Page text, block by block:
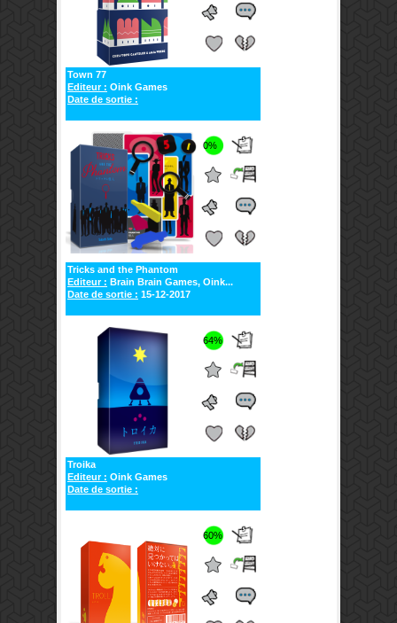
Town 77
Editeur : Oink Games
Date de sortie :
0%
Tricks and the Phantom
Editeur : Brain Brain Games, Oink...
Date de sortie : 15-12-2017
64%
Troika
Editeur : Oink Games
Date de sortie :
60%